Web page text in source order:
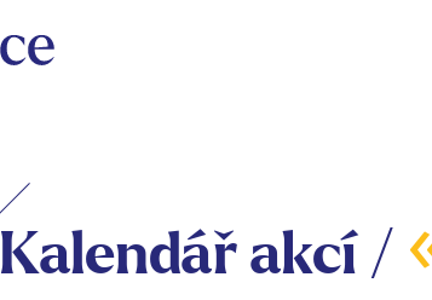
Kalendář akcí /